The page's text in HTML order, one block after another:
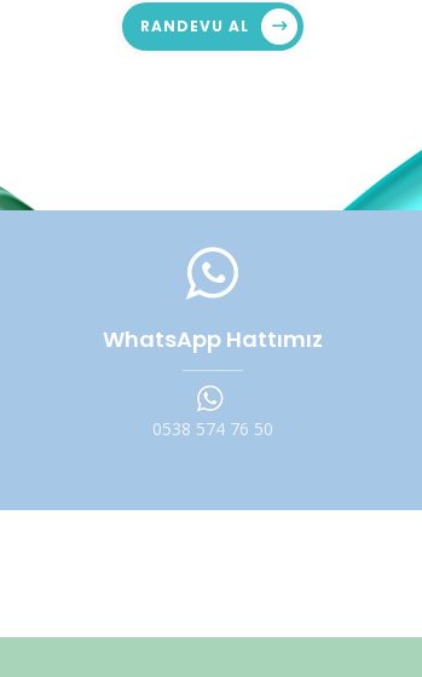
RANDEVU AL
WhatsApp Hattımız
0538 574 76 50